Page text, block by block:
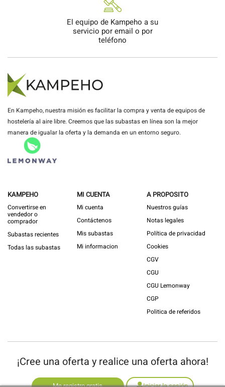
El equipo de Kampeho a su
servicio por email o por
teléfono
En Kampeho, nuestra misión es facilitar la compra y venta de equipos de
hostelería al aire libre. Creemos que las subastas en línea son la mejor
manera de igualar la oferta y la demanda en un entorno seguro.
KAMPEHO
Convertirse en
vendedor o
comprador
Subastas recientes
Todas las subastas
MI CUENTA
Mi cuenta
Contáctenos
Mis subastas
Mi informacion
A PROPOSITO
Nuestros guías
Notas legales
Política de privacidad
Cookies
CGV
CGU
CGU Lemonway
CGP
Politica de referidos
¡Cree una oferta y realice una oferta ahora!